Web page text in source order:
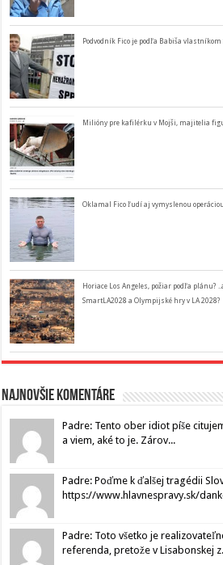
Podvodník Fico je podľa Babiša vlastníkom
Milióny pre kafilérku v Mojši, majitelia
Oklamal Fico ľudí aj vymyslenou
Horiace Los Angeles, požiar podľa plánu?
SmartLA2028 a Olympijské hry v LA 2028?
Najnovšie komentáre
Padre: Tento ober idiot píše
a viem, aké to je. Zárov...
Padre: Poďme k ďalšej tragédii
https://www.hlavnespravy.sk/
Padre: Toto všetko je
referenda, pretože v Lisabonskej